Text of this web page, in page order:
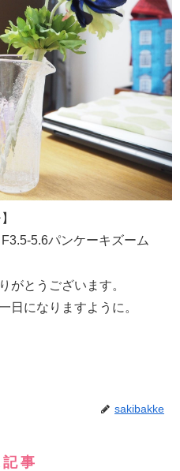
5.6パンケーキズーム
がとうございます。
日になりますように。
sakibakke
事